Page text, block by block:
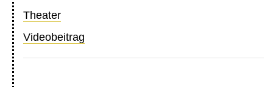
Theater
Videobeitrag